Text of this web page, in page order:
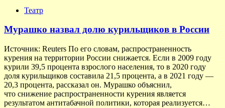
Театр
Мурашко назвал долю курильщиков в России
Источник: Reuters По его словам, распространенность
курения на территории России снижается. Если в 2009 году
курили 39,5 процента взрослого населения, то в 2020 году
доля курильщиков составила 21,5 процента, а в 2021 году —
20,3 процента, рассказал он. Мурашко объяснил,
что снижение распространенности курения является
результатом антитабачной политики, которая реализуется…